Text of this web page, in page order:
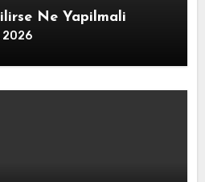
Ne Yapilmali
2026